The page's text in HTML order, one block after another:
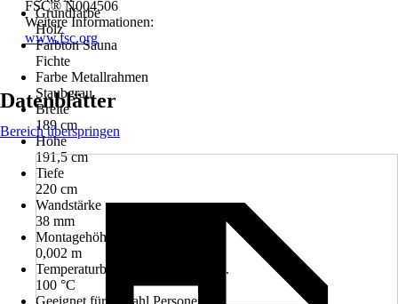
Grundfarbe
Holz
Farbton Sauna
Fichte
Farbe Metallrahmen
Staubgrau
Breite
189 cm
Höhe
191,5 cm
Tiefe
220 cm
Wandstärke
38 mm
Montagehöhe
0,002 m
Temperaturbereich Sauna bis max.
100 °C
Geeignet für Anzahl Personen
FSC® N004506
Weitere Informationen:
www.fsc.org
Datenblätter
Bereich überspringen